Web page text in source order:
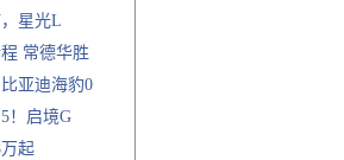
星光L
常德华胜
亚迪海豹0
！启境G
起